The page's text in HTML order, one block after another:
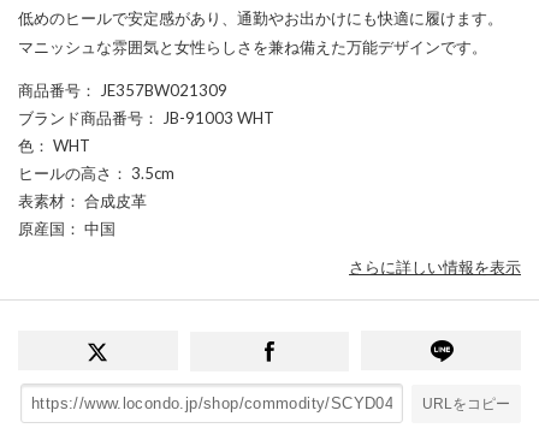
低めのヒールで安定感があり、通勤やお出かけにも快適に履けます。
マニッシュな雰囲気と女性らしさを兼ね備えた万能デザインです。
商品番号 ： JE357BW021309
ブランド商品番号 ： JB-91003 WHT
色 ： WHT
ヒールの高さ ： 3.5cm
表素材 ： 合成皮革
原産国 ： 中国
さらに詳しい情報を表示
URLをコピー